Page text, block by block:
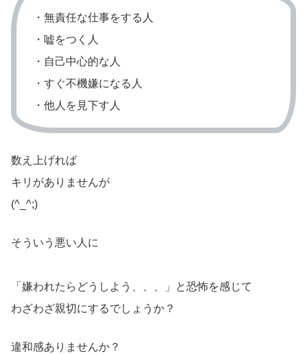
・無責任な仕事をする人
・嘘をつく人
・自己中心的な人
・すぐ不機嫌になる人
・他人を見下す人
数え上げれば
キリがありませんが
(^_^;)
そういう悪い人に
「嫌われたらどうしよう、、、」と恐怖を感じて
わざわざ親切にするでしょうか？
違和感ありませんか？